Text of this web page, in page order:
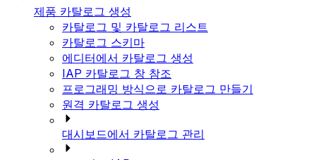
제품 카탈로그 생성
카탈로그 및 카탈로그 리스트
카탈로그 스키마
에디터에서 카탈로그 생성
IAP 카탈로그 창 참조
프로그래밍 방식으로 카탈로그 만들기
원격 카탈로그 생성
대시보드에서 카탈로그 관리